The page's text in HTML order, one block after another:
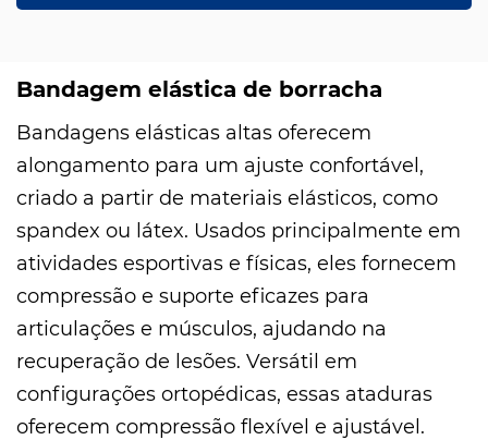
Bandagem elástica de borracha
Bandagens elásticas altas oferecem
alongamento para um ajuste confortável,
criado a partir de materiais elásticos, como
spandex ou látex. Usados ​​principalmente em
atividades esportivas e físicas, eles fornecem
compressão e suporte eficazes para
articulações e músculos, ajudando na
recuperação de lesões. Versátil em
configurações ortopédicas, essas ataduras
oferecem compressão flexível e ajustável.